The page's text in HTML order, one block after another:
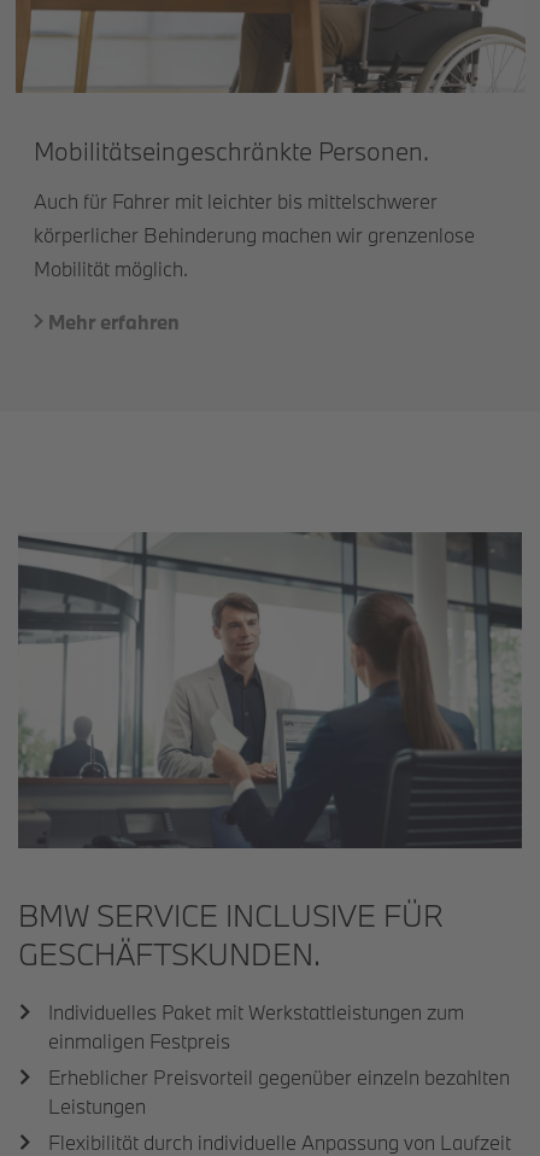
Mobilitätseingeschränkte Personen.
Auch für Fahrer mit leichter bis mittelschwerer
körperlicher Behinderung machen wir grenzenlose
Mobilität möglich.
Mehr erfahren
BMW SERVICE INCLUSIVE FÜR
GESCHÄFTS­KUNDEN.
Individuelles Paket mit Werkstattleistungen zum
einmaligen Festpreis
Erheblicher Preisvorteil gegenüber einzeln bezahlten
Leistungen
Flexibilität durch individuelle Anpassung von Laufzeit